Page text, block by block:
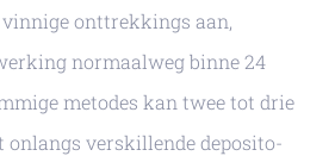
vinnige onttrekkings aan,
normaalweg binne 24
metodes kan twee tot drie
onlangs verskillende deposito-